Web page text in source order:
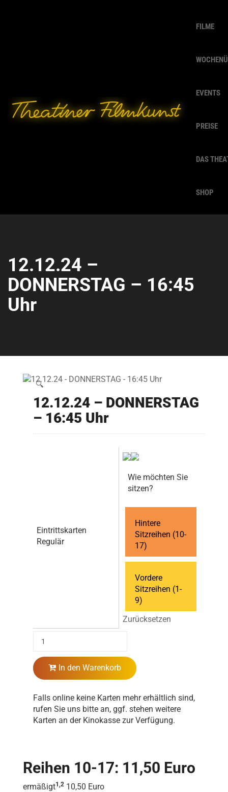
FILME
EVENTS
PREISE
DAS
SHOP
12.12.24 –
DONNERSTAG – 16:45
Uhr
🔍
12.12.24 – DONNERSTAG
– 16:45 Uhr
Eintrittskarten
Regulär
Wie möchten Sie
sitzen?
Hintere
Sitzreihen (10-
17)
Vordere
Sitzreihen (1-
9)
Zurücksetzen
In den Warenkorb
Falls online keine Karten mehr erhältlich sind,
rufen Sie uns bitte an, ggf. stehen weitere
Karten an der Kinokasse zur Verfügung.
Reihen 10-17: 11,50 Euro
ermäßigt1,2 10,50 Euro